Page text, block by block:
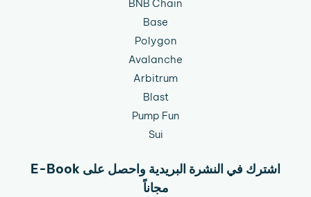
BNB Chain
Base
Polygon
Avalanche
Arbitrum
Blast
Pump Fun
Sui
اشترك في النشرة البريدية واحصل على E-Book
مجاناً